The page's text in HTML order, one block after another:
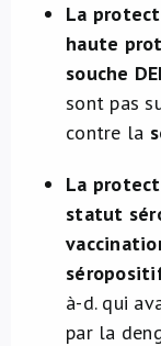
La
haute
souche
sont pas
contre la
La
statut
à-d. qui
par la